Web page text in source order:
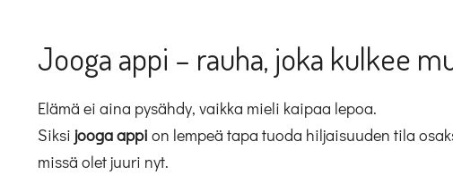
Jooga appi – rauha, joka kulkee
Elämä ei aina pysähdy, vaikka mieli kaipaa lepoa.
Siksi jooga appi on lempeä tapa tuoda hiljaisuuden tila
missä olet juuri nyt.